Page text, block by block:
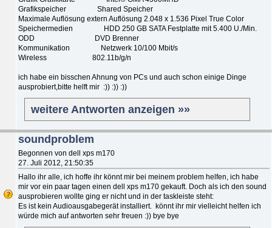
Grafikspeicher Shared Speicher
Maximale Auflösung extern Auflösung 2.048 x 1.536 Pixel True Color
Speichermedien HDD 250 GB SATA Festplatte mit 5.400 U./Min.
ODD DVD Brenner
Kommunikation Netzwerk 10/100 Mbit/s
Wireless 802.11b/g/n
ich habe ein bisschen Ahnung von PCs und auch schon einige Dinge
ausprobiert,bitte helft mir :)) :)) :))
weitere Antworten anzeigen »»
soundproblem
Begonnen von dell xps m170
27. Juli 2012, 21:50:35
Hallo ihr alle, ich hoffe ihr könnt mir bei meinem problem helfen, ich habe
mir vor ein paar tagen einen dell xps m170 gekauft. Doch als ich den sound
ausprobieren wollte ging er nicht und in der taskleiste steht:
Es ist kein Audioausgabegerät installiert. könnt ihr mir vielleicht helfen ich
würde mich auf antworten sehr freuen :)) bye bye